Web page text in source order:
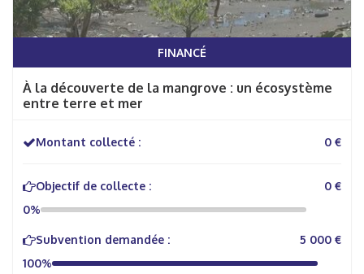
FINANCÉ
À la découverte de la mangrove : un écosystème
entre terre et mer
Montant collecté : 0 €
Objectif de collecte :
0 €
0%
Subvention demandée :
5 000 €
100%